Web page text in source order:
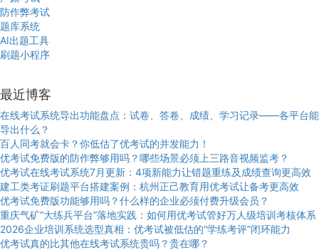
防作弊考试
题库系统
AI出题工具
刷题小程序
最近博客
在线考试系统导出功能盘点：试卷、答卷、成绩、学习记录——各平台能
导出什么？
百人同考就会卡？你低估了优考试的并发能力！
优考试免费版的防作弊够用吗？哪些场景必须上三路音视频监考？
优考试在线考试系统7月更新：4项新能力让错题重练及成绩查询更高效
建工类考证刷题平台搭建案例：杭州正己教育用优考试让备考更高效
优考试免费版功能够用吗？什么样的企业必须付费升级会员？
重庆气矿“大练兵平台”落地实践：如何用优考试管好万人级培训考核体系
2026企业培训系统选型真相：优考试被低估的“学练考评”闭环能力
优考试真的比其他在线考试系统贵吗？贵在哪？